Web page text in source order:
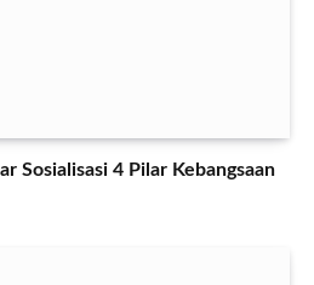
Sosialisasi 4 Pilar Kebangsaan